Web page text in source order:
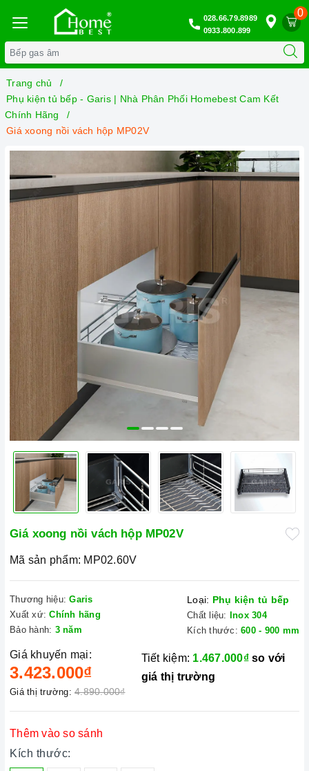
0
028.66.79.8989
0933.800.899
Trang chủ
Phụ kiện tủ bếp - Garis | Nhà Phân Phối Homebest Cam Kết
Chính Hãng
Giá xoong nồi vách hộp MP02V
Giá xoong nồi vách hộp MP02V
Mã sản phẩm: MP02.60V
Thương hiệu: Garis
Xuất xứ: Chính hãng
Bảo hành: 3 năm
Loại: Phụ kiện tủ bếp
Chất liệu:
Inox 304
Kích thước: 600 - 900 mm
Giá khuyến mại:
3.423.000₫
Giá thị trường: 4.890.000₫
Tiết kiệm: 1.467.000₫ so với
giá thị trường
Thêm vào so sánh
Kích thước: